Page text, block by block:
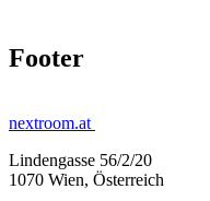
Footer
nextroom.at
Lindengasse 56/2/20
1070 Wien, Österreich